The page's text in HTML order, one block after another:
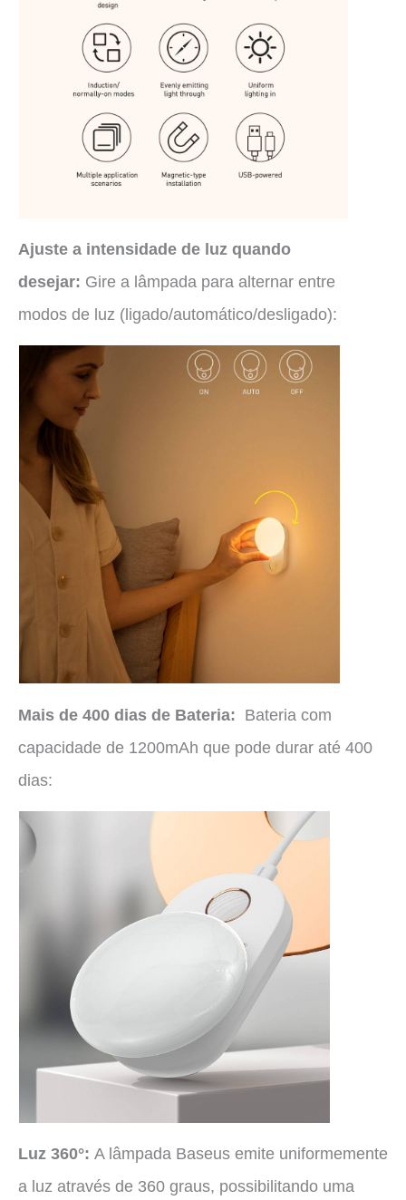
Ajuste a intensidade de luz quando
desejar: Gire a lâmpada para alternar entre
modos de luz (ligado/automático/desligado):
Mais de 400 dias de Bateria: Bateria com
capacidade de 1200mAh que pode durar até 400
dias:
Luz 360°: A lâmpada Baseus emite uniformemente
a luz através de 360 graus, possibilitando uma